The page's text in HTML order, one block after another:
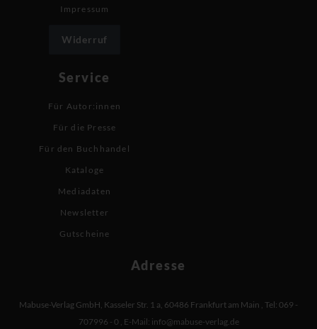
Impressum
Widerruf
Service
Für Autor:innen
Für die Presse
Für den Buchhandel
Kataloge
Mediadaten
Newsletter
Gutscheine
Adresse
Mabuse-Verlag GmbH, Kasseler Str. 1 a, 60486 Frankfurt am Main , Tel: 069 -
707996 - 0 , E-Mail: info@mabuse-verlag.de